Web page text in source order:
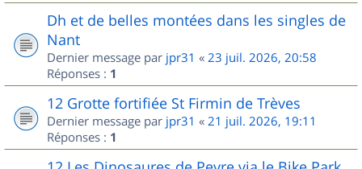
Dh et de belles montées dans les singles de
Nant
Dernier message par jpr31 « 23 juil. 2026, 20:58
Réponses : 1
12 Grotte fortifiée St Firmin de Trèves
Dernier message par jpr31 « 21 juil. 2026, 19:11
Réponses : 1